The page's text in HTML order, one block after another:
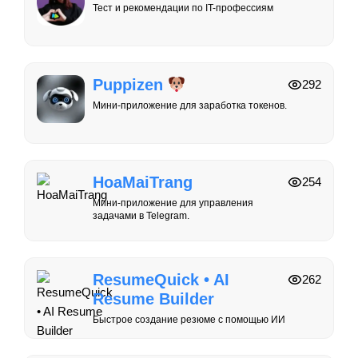
Тест и рекомендации по IT-профессиям
Puppizen
Мини-приложение для заработка токенов.
292
HoaMaiTrang
Мини-приложение для управления
задачами в Telegram.
254
ResumeQuick • AI
Resume Builder
Быстрое создание резюме с помощью ИИ
262